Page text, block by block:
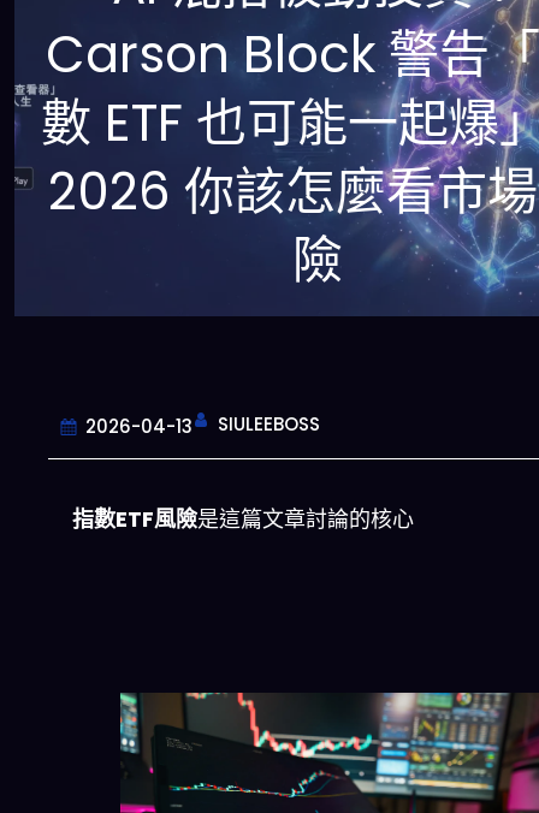
Carson Block 警告
數 ETF 也可能一起爆
2026 你該怎麼看市
險
2026-04-13 SIULEEBOSS
指數ETF風險是這篇文章討論的核心